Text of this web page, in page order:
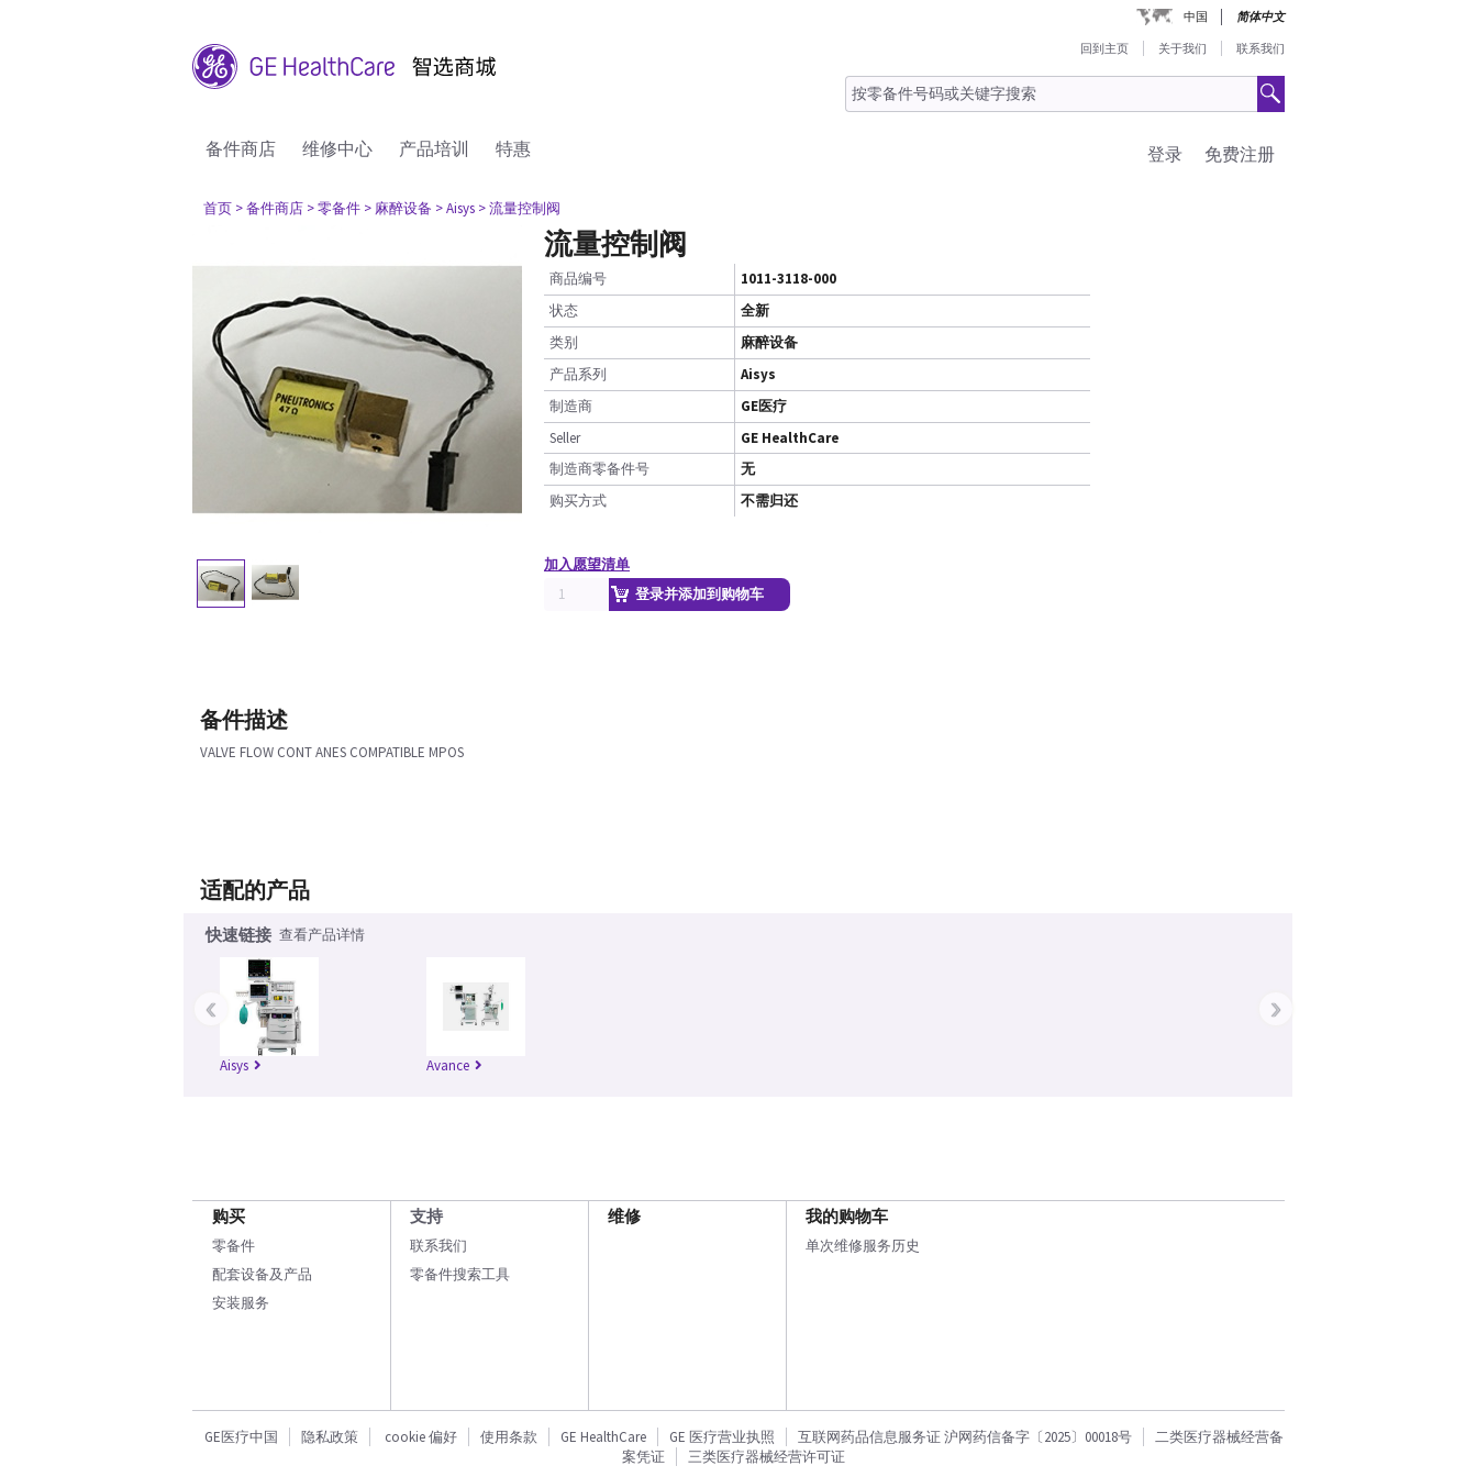
中国 简体中文
回到主页 关于我们 联系我们
备件商店 维修中心 产品培训 特惠 免费注册
登录
首页 > 备件商店 > 零备件 > 麻醉设备 > Aisys > 流量控制阀
流量控制阀
商品编号
1011-3118-000
状态
全新
类别
麻醉设备
产品系列
Aisys
制造商
GE医疗
Seller
GE HealthCare
制造商零备件号
无
购买方式
不需归还
加入愿望清单
登录并添加到购物车
备件描述
VALVE FLOW CONT ANES COMPATIBLE MPOS
适配的产品
快速链接 查看产品详情
Aisys Avance
‹ ›
购买
零备件
配套设备及产品
安装服务
支持
联系我们
零备件搜索工具
维修 我的购物车
单次维修服务历史
GE医疗中国 隐私政策 cookie 偏好 使用条款 GE HealthCare GE 医疗营业执照 互联网药品信息服务证 沪网药信备字〔2025〕00018号
二类医疗器械经营备
案凭证
三类医疗器械经营许可证